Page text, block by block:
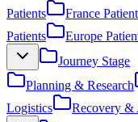
Patients
France
Patients
Europe
Journey Stage
Planning & Research
Logistics
Recovery &